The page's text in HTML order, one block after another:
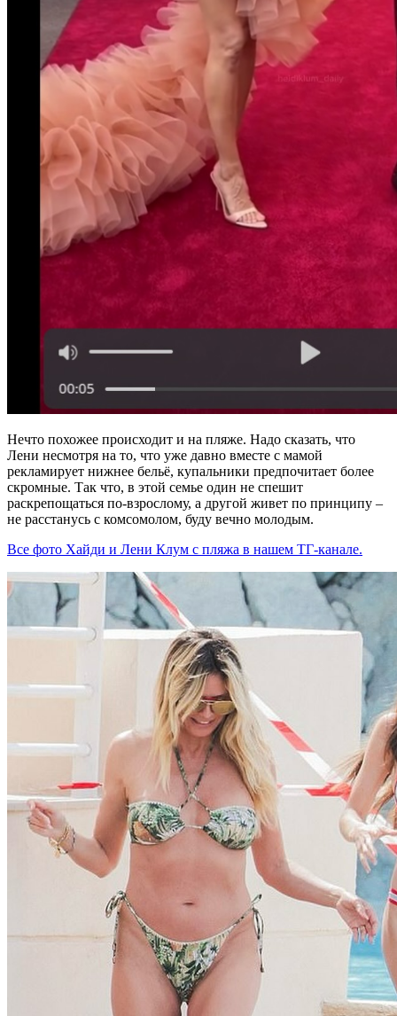
Нечто похожее происходит и на пляже. Надо сказать, что
Лени несмотря на то, что уже давно вместе с мамой
рекламирует нижнее бельё, купальники предпочитает более
скромные. Так что, в этой семье один не спешит
раскрепощаться по-взрослому, а другой живет по принципу –
не расстанусь с комсомолом, буду вечно молодым.
Все фото Хайди и Лени Клум с пляжа в нашем ТГ-канале.